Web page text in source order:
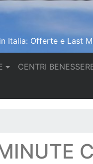
in Italia: Offerte e Last
CENTRI